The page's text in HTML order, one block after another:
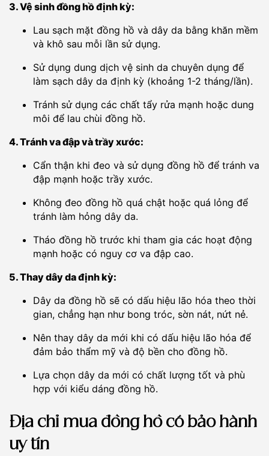
3. Vệ sinh đồng hồ định kỳ:
Lau sạch mặt đồng hồ và dây da bằng khăn mềm
và khô sau mỗi lần sử dụng.
Sử dụng dung dịch vệ sinh da chuyên dụng để
làm sạch dây da định kỳ (khoảng 1-2 tháng/lần).
Tránh sử dụng các chất tẩy rửa mạnh hoặc dung
môi để lau chùi đồng hồ.
4. Tránh va đập và trầy xước:
Cẩn thận khi đeo và sử dụng đồng hồ để tránh va
đập mạnh hoặc trầy xước.
Không đeo đồng hồ quá chật hoặc quá lỏng để
tránh làm hỏng dây da.
Tháo đồng hồ trước khi tham gia các hoạt động
mạnh hoặc có nguy cơ va đập cao.
5. Thay dây da định kỳ:
Dây da đồng hồ sẽ có dấu hiệu lão hóa theo thời
gian, chẳng hạn như bong tróc, sờn nát, nứt nẻ.
Nên thay dây da mới khi có dấu hiệu lão hóa để
đảm bảo thẩm mỹ và độ bền cho đồng hồ.
Lựa chọn dây da mới có chất lượng tốt và phù
hợp với kiểu dáng đồng hồ.
Địa chỉ mua đồng hồ có bảo hành
uy tín